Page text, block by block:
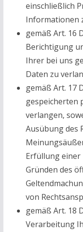
einschließlich
Informationen
gemäß Art. 16
Berichtigung
Ihrer bei uns
Daten zu
gemäß Art. 17
gespeicherten
verlangen,
Ausübung des
Erfüllung einer
Gründen des
von
gemäß Art. 18
Verarbeitung